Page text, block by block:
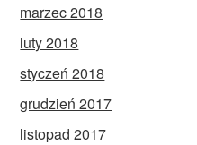
marzec 2018
luty 2018
styczeń 2018
grudzień 2017
listopad 2017